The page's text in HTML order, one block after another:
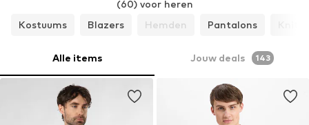
(60) voor heren
Kostuums
Blazers Hemden Pantalons
Alle items Jouw deals 143